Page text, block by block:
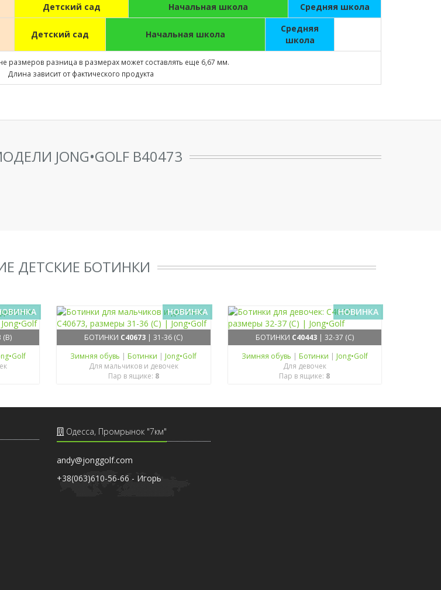
Детский сад Начальная школа Средняя школа
Детский сад Начальная школа
Средняя
школа
размеров разница в размерах может составлять еще 6,67 мм.
Длина зависит от фактического продукта
JONG•GOLF B40473
ДЕТСКИЕ БОТИНКИ
НОВИНКА
БОТИНКИ C40673 | 31-36 (C)
Зимняя обувь | Ботинки | Jong•Golf
Для мальчиков и девочек
Пар в ящике: 8
НОВИНКА
БОТИНКИ C40443| 32-37 (C)
Зимняя обувь | Ботинки | Jong•Golf
Для девочек
Пар в ящике: 8
Одесса, Промрынок "7км"
andy@jonggolf.com
+38(063)610-56-66 - Игорь